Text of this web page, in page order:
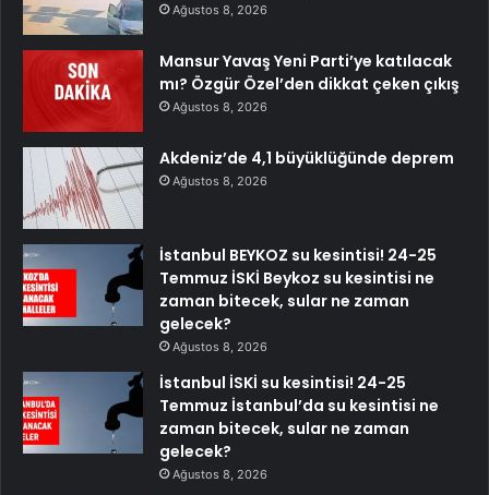
Ağustos 8, 2026
Mansur Yavaş Yeni Parti’ye katılacak
mı? Özgür Özel’den dikkat çeken çıkış
Ağustos 8, 2026
Akdeniz’de 4,1 büyüklüğünde deprem
Ağustos 8, 2026
İstanbul BEYKOZ su kesintisi! 24-25
Temmuz İSKİ Beykoz su kesintisi ne
zaman bitecek, sular ne zaman
gelecek?
Ağustos 8, 2026
İstanbul İSKİ su kesintisi! 24-25
Temmuz İstanbul’da su kesintisi ne
zaman bitecek, sular ne zaman
gelecek?
Ağustos 8, 2026